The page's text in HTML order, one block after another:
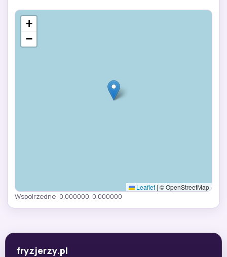
+
−
Leaflet | © OpenStreetMap
Wspolrzedne: 0.000000, 0.000000
fryzjerzy.pl